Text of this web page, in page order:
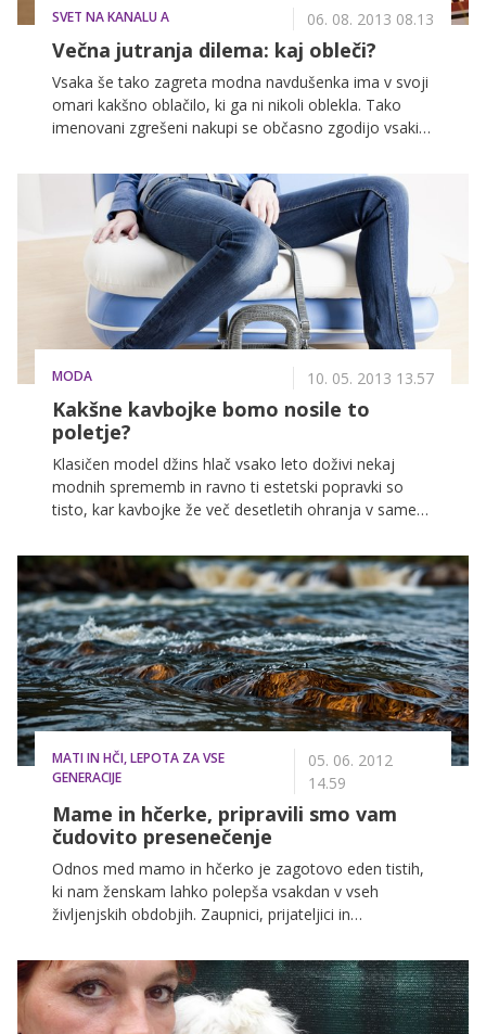
SVET NA KANALU A 06. 08. 2013 08.13
Večna jutranja dilema: kaj obleči?
Vsaka še tako zagreta modna navdušenka ima v svoji
omari kakšno oblačilo, ki ga ni nikoli oblekla. Tako
imenovani zgrešeni nakupi se občasno zgodijo vsaki
kakšno oblačilo, ki ga samo prelagamo z enega
obešalnika na drugega. Najbolj ironično pri tem pa je,
da se kljub prenatrpanim omaram vsako jutro same
sebi smilimo, ker da nimamo kaj obleči. Kaj storiti?
Morda bo v pomoč seznam petih večnih klasik, ki
zaradi svoje konstantne aktualnosti in funkcionalnosti
ne bi smele manjkati v omari nobene prave dame.
MODA 10. 05. 2013 13.57
Kakšne kavbojke bomo nosile to
poletje?
Klasičen model džins hlač vsako leto doživi nekaj
modnih sprememb in ravno ti estetski popravki so
tisto, kar kavbojke že več desetletih ohranja v samem
vedno v koraku s časom, tudi njihova praktičnost in
funkcionalnost jih delata večne ter kultne. Na kakšen
model bomo torej prisegale to poletje?
MATI IN HČI, LEPOTA ZA VSE
GENERACIJE
05. 06. 2012
14.59
Mame in hčerke, pripravili smo vam
čudovito presenečenje
Odnos med mamo in hčerko je zagotovo eden tistih,
ki nam ženskam lahko polepša vsakdan v vseh
življenjskih obdobjih. Zaupnici, prijateljici in
opišejo ta odnos, ki traja vse življenje. In če si mama
in hči lahko nudita rami za jokanje ter delita vse
morebitne tegobe in preizkušnje, zakaj si ne bi delili
tudi veselja, sreče in trenutkov razvajanja. Vse to vam